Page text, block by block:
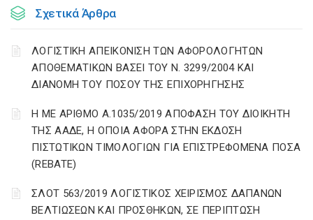
Σχετικά Άρθρα
ΛΟΓΙΣΤΙΚΗ ΑΠΕΙΚΟΝΙΣΗ ΤΩΝ ΑΦΟΡΟΛΟΓΗΤΩΝ
ΑΠΟΘΕΜΑΤΙΚΩΝ ΒΑΣΕΙ ΤΟΥ N. 3299/2004 ΚΑΙ
ΔΙΑΝΟΜΗ ΤΟΥ ΠΟΣΟΥ ΤΗΣ ΕΠΙΧΟΡΗΓΗΣΗΣ
Η ΜΕ ΑΡΙΘΜΟ Α.1035/2019 ΑΠΟΦΑΣΗ ΤΟΥ ΔΙΟΙΚΗΤΗ
ΤΗΣ ΑΑΔΕ, Η ΟΠΟΙΑ ΑΦΟΡΑ ΣΤΗΝ ΕΚΔΟΣΗ
ΠΙΣΤΩΤΙΚΩΝ ΤΙΜΟΛΟΓΙΩΝ ΓΙΑ ΕΠΙΣΤΡΕΦΟΜΕΝΑ ΠΟΣΑ
(REBATE)
ΣΛΟΤ 563/2019 ΛΟΓΙΣΤΙΚΟΣ ΧΕΙΡΙΣΜΟΣ ΔΑΠΑΝΩΝ
ΒΕΛΤΙΩΣΕΩΝ ΚΑΙ ΠΡΟΣΘΗΚΩΝ, ΣΕ ΠΕΡΙΠΤΩΣΗ